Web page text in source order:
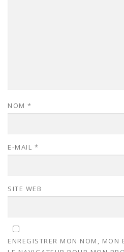
NOM *
E-MAIL *
SITE WEB
ENREGISTRER MON NOM, MON